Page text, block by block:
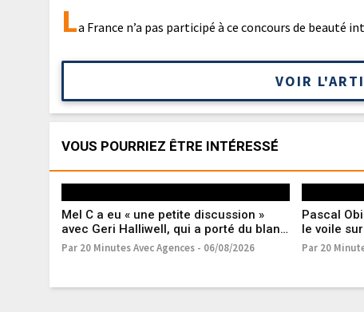
La France n’a pas participé à ce concours de beauté
VOIR
VOUS POURRIEZ ÊTRE INTÉRESSÉ
Mel C a eu « une petite discussion »
avec Geri Halliwell, qui a porté du blanc
à son mariage
Par 20 Minutes Avec Agences - 06/08/2026
Pascal
le voile
pour les
Par 20